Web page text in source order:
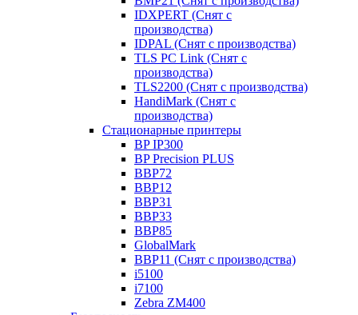
IDXPERT (Снят с
производства)
IDPAL (Снят с производства)
TLS PC Link (Снят с
производства)
TLS2200 (Снят с производства)
HandiMark (Снят с
производства)
Стационарные принтеры
BP IP300
BP Precision PLUS
BBP72
BBP12
BBP31
BBP33
BBP85
GlobalMark
BBP11 (Снят с производства)
i5100
i7100
Zebra ZM400